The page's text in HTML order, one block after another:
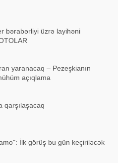
bərabərliyi üzrə layihəni
yaranacaq – Pezeşkianın
açıqlama
qarşılaşacaq
İlk görüş bu gün keçiriləcək